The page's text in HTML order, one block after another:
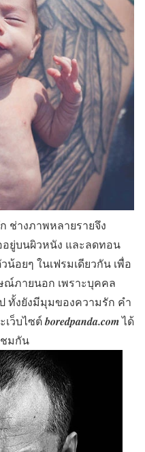
ช่างภาพหลายรายจึง
ยู่บนผิวหนัง และลดทอน
น้อยๆ ในเฟรมเดียวกัน เพื่อ
ณ์ภายนอก เพราะบุคคล
ทั้งยังมีมุมของความรัก คำ
เว็บไซต์boredpanda.comได้
ชมกัน